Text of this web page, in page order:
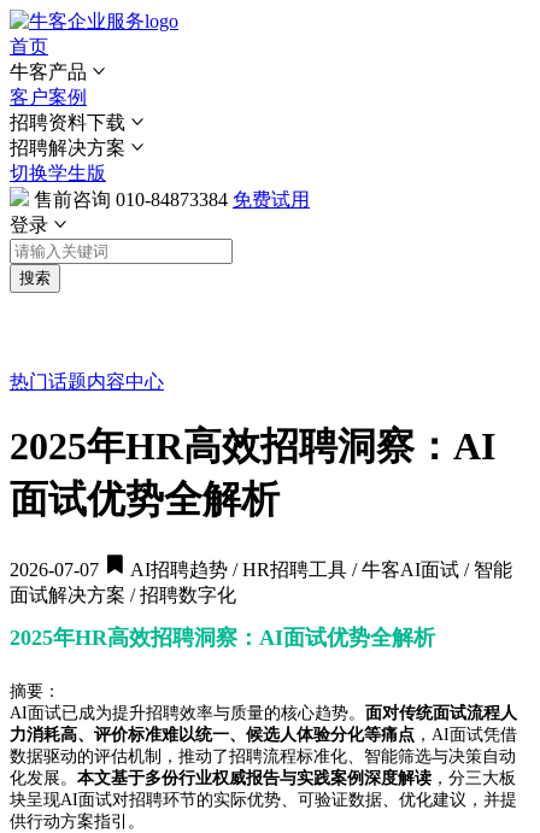
首页
牛客产品
客户案例
招聘资料下载
招聘解决方案
切换学生版
售前咨询 010-84873384 免费试用
登录
搜索
热门话题内容中心
2025年HR高效招聘洞察：AI
面试优势全解析
2026-07-07
AI招聘趋势 / HR招聘工具 / 牛客AI面试 / 智能
面试解决方案 / 招聘数字化
2025年HR高效招聘洞察：AI面试优势全解析
摘要：
AI面试已成为提升招聘效率与质量的核心趋势。 面对传统面试流程人
力消耗高、评价标准难以统一、候选人体验分化等痛点 ，AI面试凭借
数据驱动的评估机制，推动了招聘流程标准化、智能筛选与决策自动
化发展。 本文基于多份行业权威报告与实践案例深度解读 ，分三大板
块呈现AI面试对招聘环节的实际优势、可验证数据、优化建议，并提
供行动方案指引。